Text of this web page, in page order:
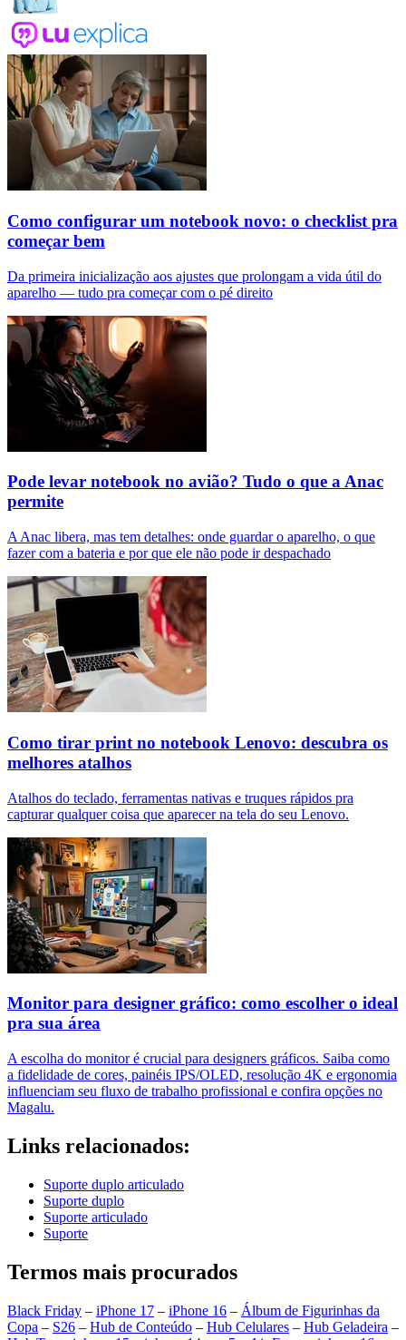
Como configurar um notebook novo: o checklist pra
começar bem
Da primeira inicialização aos ajustes que prolongam a vida útil do
aparelho — tudo pra começar com o pé direito
Pode levar notebook no avião? Tudo o que a Anac
permite
A Anac libera, mas tem detalhes: onde guardar o aparelho, o que
fazer com a bateria e por que ele não pode ir despachado
Como tirar print no notebook Lenovo: descubra os
melhores atalhos
Atalhos do teclado, ferramentas nativas e truques rápidos pra
capturar qualquer coisa que aparecer na tela do seu Lenovo.
Monitor para designer gráfico: como escolher o ideal
pra sua área
A escolha do monitor é crucial para designers gráficos. Saiba como
a fidelidade de cores, painéis IPS/OLED, resolução 4K e ergonomia
influenciam seu fluxo de trabalho profissional e confira opções no
Magalu.
Links relacionados:
Suporte duplo articulado
Suporte duplo
Suporte articulado
Suporte
Termos mais procurados
Black Friday – iPhone 17 – iPhone 16 – Álbum de Figurinhas da
Copa – S26 – Hub de Conteúdo – Hub Celulares – Hub Geladeira –